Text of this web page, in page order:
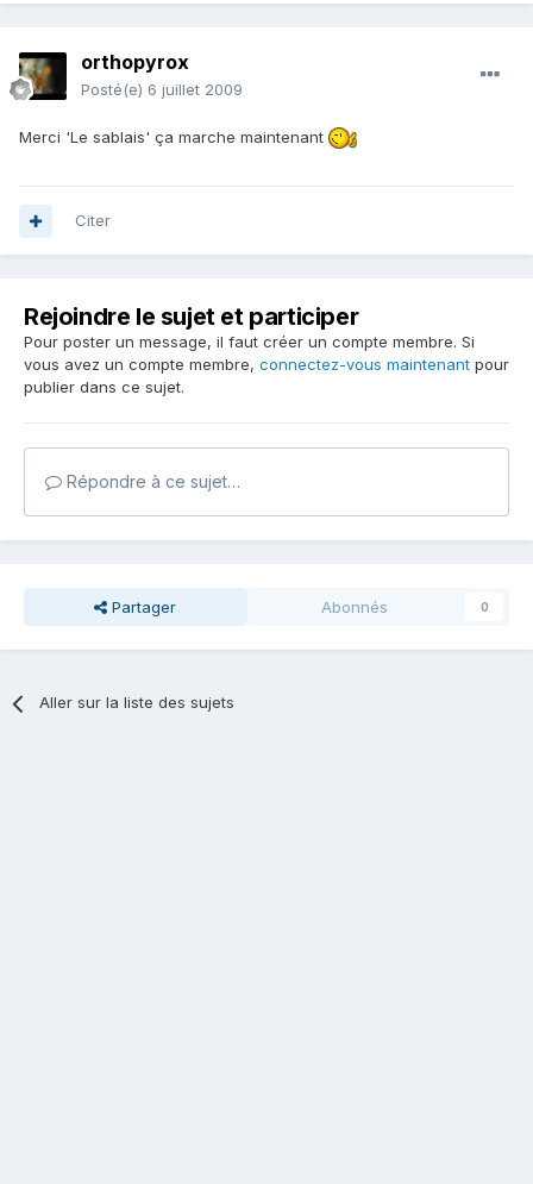
orthopyrox
Posté(e) 6 juillet 2009
Merci 'Le sablais' ça marche maintenant
Citer
Rejoindre le sujet et participer
Pour poster un message, il faut créer un compte membre. Si
vous avez un compte membre, connectez-vous maintenant pour
publier dans ce sujet.
Répondre à ce sujet…
Partager Abonnés 0
Aller sur la liste des sujets